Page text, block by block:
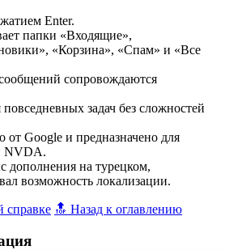
Enter.
папки «Входящие»,
«Корзина», «Спам» и «Все
сопровождаются
задач без сложностей
от Google и предназначено для
NVDA.
дополнения на турецком,
возможность локализации.
справке 🔝 Назад к оглавлению